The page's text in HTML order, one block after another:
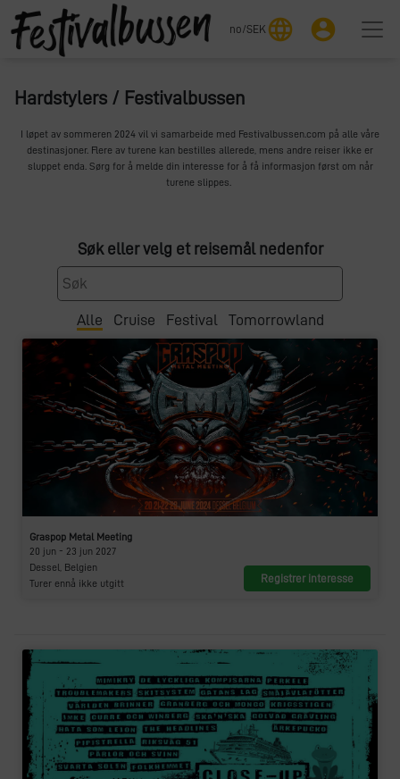
no/SEK language account_circle
Hardstylers / Festivalbussen
I løpet av sommeren 2024 vil vi samarbeide med Festivalbussen.com på alle våre
destinasjoner. Flere av turene kan bestilles allerede, mens andre reiser ikke er
sluppet enda. Sørg for å melde din interesse for å få informasjon først om når
turene slippes.
Søk eller velg et reisemål nedenfor
Alle Cruise Festival Tomorrowland
Graspop Metal Meeting
20 jun - 23 jun 2027
Dessel, Belgien
Turer ennå ikke utgitt
Registrer interesse